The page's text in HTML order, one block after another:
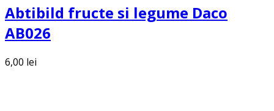
Abtibild fructe si legume Daco
AB026
6,00 lei